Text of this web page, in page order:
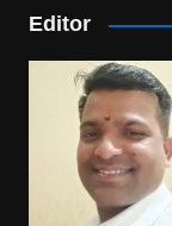
Editor